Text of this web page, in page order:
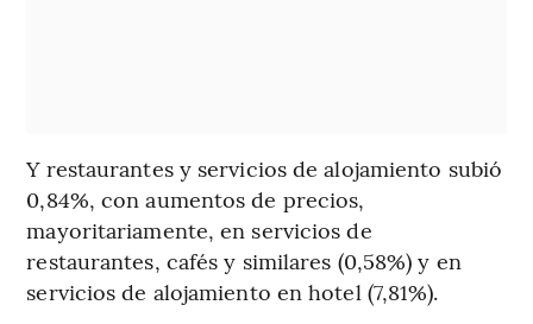
Y restaurantes y servicios de alojamiento subió
0,84%, con aumentos de precios,
mayoritariamente, en servicios de
restaurantes, cafés y similares (0,58%) y en
servicios de alojamiento en hotel (7,81%).